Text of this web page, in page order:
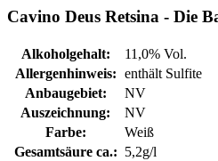
Cavino Deus Retsina - Die
Alkoholgehalt:
11,0% Vol.
Allergenhinweis: enthält Sulfite
Anbaugebiet:
NV
Auszeichnung:
NV
Farbe:
Weiß
Gesamtsäure ca.: 5,2g/l